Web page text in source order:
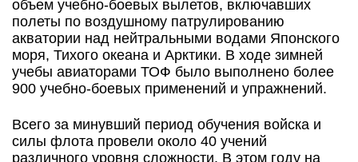
объем учебно-боевых вылетов, включавших
полеты по воздушному патрулированию
акватории над нейтральными водами Японского
моря, Тихого океана и Арктики. В ходе зимней
учебы авиаторами ТОФ было выполнено более
900 учебно-боевых применений и упражнений.
Всего за минувший период обучения войска и
силы флота провели около 40 учений
различного уровня сложности. В этом году на